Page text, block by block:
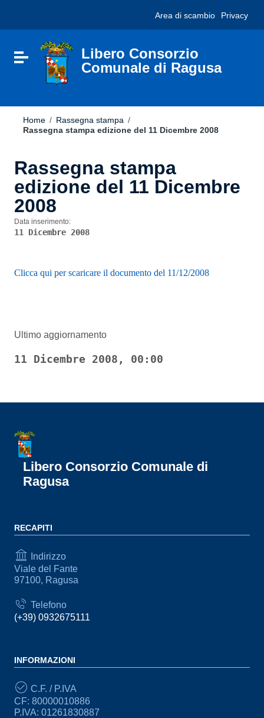
sito
include
Vai al footer
Area di scambio Privacy
Attiva / disattiva la navigazione
Libero Consorzio
Comunale di Ragusa
Home / Rassegna stampa /
Rassegna stampa edizione del 11 Dicembre 2008
Rassegna stampa
edizione del 11 Dicembre
2008
Data inserimento:
11 Dicembre 2008
Clicca qui per scaricare il documento del 11/12/2008
Ultimo aggiornamento
11 Dicembre 2008, 00:00
Libero Consorzio Comunale di
Ragusa
RECAPITI
Indirizzo
Viale del Fante
97100, Ragusa
Telefono
(+39) 0932675111
INFORMAZIONI
C.F. / P.IVA
CF: 80000010886
P.IVA: 01261830887